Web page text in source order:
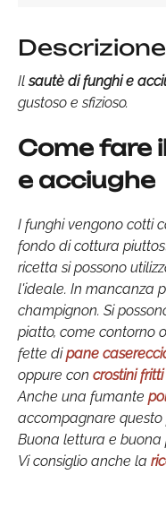
Descrizione
Ilsautè di funghi e
gustoso e sfizioso.
Come fare
e acciughe
I funghi vengono cotti
fondo di cottura
ricetta si possono
l'ideale. In mancanza
champignon. Si
piatto, come contorno o
fette dipane
oppure con crostini fritti
Anche una fumante
accompagnare questo
Buona lettura e buona
Vi consiglio anche la